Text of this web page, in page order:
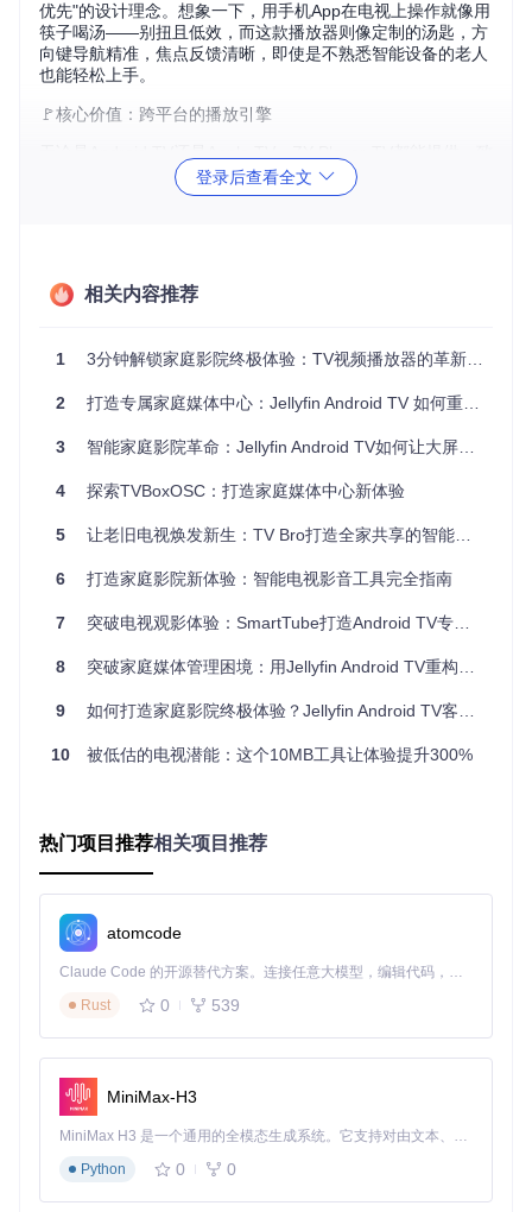
优先"的设计理念。想象一下，用手机App在电视上操作就像用
筷子喝汤——别扭且低效，而这款播放器则像定制的汤匙，方
向键导航精准，焦点反馈清晰，即使是不熟悉智能设备的老人
也能轻松上手。
🚩核心价值：跨平台的播放引擎
的播放体验。其内置的fijkplayer引擎就像一位全能的放映员，
不仅支持主流视频格式，还能智能适配不同设备的硬件性能，
作为开源项目，ZY-Player-TV就像一台可改装的汽车，用户可
主"。
从儿童到老人：三个真实使用场景方案
家庭影院搭建：让客厅变身私人影院
张先生是个电影爱好者，家里有台55英寸4K电视，却总抱怨
义视频源功能，将下载的4K HDR影片库轻松管理起来。周末
效通过电视音响传出，客厅瞬间变成了迷你影院。
优化设计
老年用户操作：简化界面让父母轻松上手
而却步。ZY-Player-TV的简洁界面解决了这个问题——大字
王先生经常开车带家人长途旅行，后排的平板屏幕太小让孩子
很不舒服。他将ZY-Player-TV安装在旧Android平板上，固定
在后排头枕，连接车载WiFi后，孩子们就能用遥控器在大屏幕
上观看动画片，旅途不再枯燥。
三步打造专属TV播放器：从安装到观影
📌操作要点：环境准备与安装
首先确保电脑已安装Flutter SDK，这就像准备好放映电影的放
映机。然后通过以下命令获取项目代码：
git clone
登录后查看全文
相关内容推荐
1 3分钟解锁家庭影院终极体验：TV视频播放器的革新方案
2 打造专属家庭媒体中心：Jellyfin Android TV 如何重塑大屏娱乐体验？完整指南
3 智能家庭影院革命：Jellyfin Android TV如何让大屏娱乐回归纯粹？
4 探索TVBoxOSC：打造家庭媒体中心新体验
5 让老旧电视焕发新生：TV Bro打造全家共享的智能客厅体验
6 打造家庭影院新体验：智能电视影音工具完全指南
7 突破电视观影体验：SmartTube打造Android TV专属视频解决方案
8 突破家庭媒体管理困境：用Jellyfin Android TV重构娱乐体验
9 如何打造家庭影院终极体验？Jellyfin Android TV客户端完整使用指南
10 被低估的电视潜能：这个10MB工具让体验提升300%
热门项目推荐相关项目推荐
atomcode
Claude Code 的开源替代方案。连接任意大模型，编辑代码，运行命令，自动验证 — 全自动执行。用 Rust 构建，极致性能。 ｜ An open-source alternative to Claude Code. Connect any LLM, edit code, run commands, and verify changes — autonomously. Built in Rust for speed. Get Started
Rust
0 539
MiniMax-H3
MiniMax H3 是一个通用的全模态生成系统。它支持对由文本、图像、视频和音频组成的多模态上下文进行统一理解，并能生成分辨率高达 2K、时长可达 15 秒的带原生立体声音频的视频。得益于面向任务泛化的系统设计，H3 在预训练阶段就已具备广泛的多模态上下文理解与生成能力，能够出色地执行复杂的多模态指令。
Python
0 0